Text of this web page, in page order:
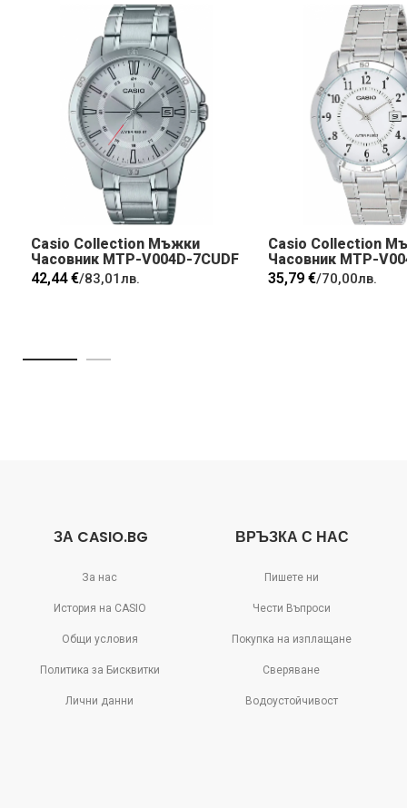
Casio Collection Мъжки
Часовник MTP-V004D-7CUDF
42,44 €/83,01лв.
Casio Collection
Часовник MTP-
35,79 €/70,00лв.
ЗА CASIO.BG
За нас
История на CASIO
Общи условия
Политика за Бисквитки
Лични данни
ВРЪЗКА С НАС
Пишете ни
Чести Въпроси
Покупка на изплащане
Сверяване
Водоустойчивост